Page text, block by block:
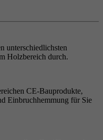
unterschiedlichsten
Holzbereich durch.
CE-Bauprodukte,
Einbruchhemmung für Sie